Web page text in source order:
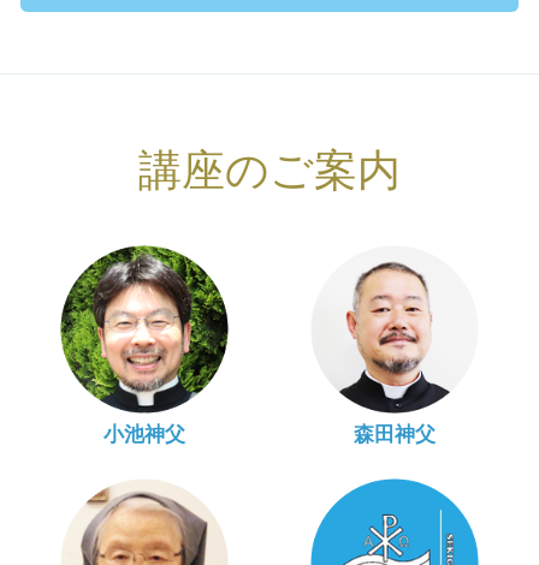
講座のご案内
小池神父 森田神父